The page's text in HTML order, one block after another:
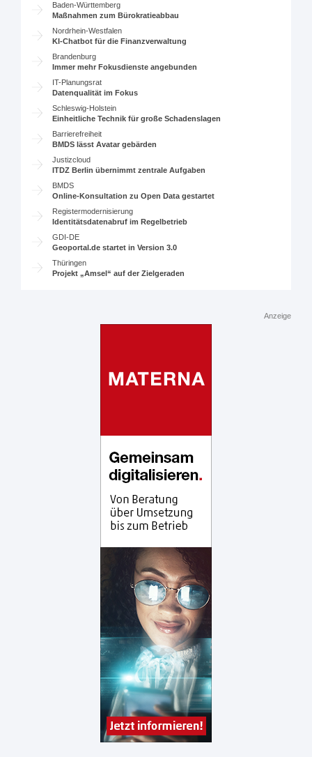
Baden-Württemberg
Maßnahmen zum Bürokratieabbau
Nordrhein-Westfalen
KI-Chatbot für die Finanzverwaltung
Brandenburg
Immer mehr Fokusdienste angebunden
IT-Planungsrat
Datenqualität im Fokus
Schleswig-Holstein
Einheitliche Technik für große Schadenslagen
Barrierefreiheit
BMDS lässt Avatar gebärden
Justizcloud
ITDZ Berlin übernimmt zentrale Aufgaben
BMDS
Online-Konsultation zu Open Data gestartet
Registermodernisierung
Identitätsdatenabruf im Regelbetrieb
GDI-DE
Geoportal.de startet in Version 3.0
Thüringen
Projekt „Amsel“ auf der Zielgeraden
Anzeige